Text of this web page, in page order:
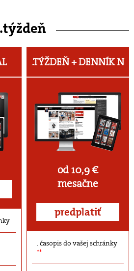
.TÝŽDEŇ +DENNÍK N
od 10,9 €
mesačne
predplatiť
časopis do vašej schránky
**